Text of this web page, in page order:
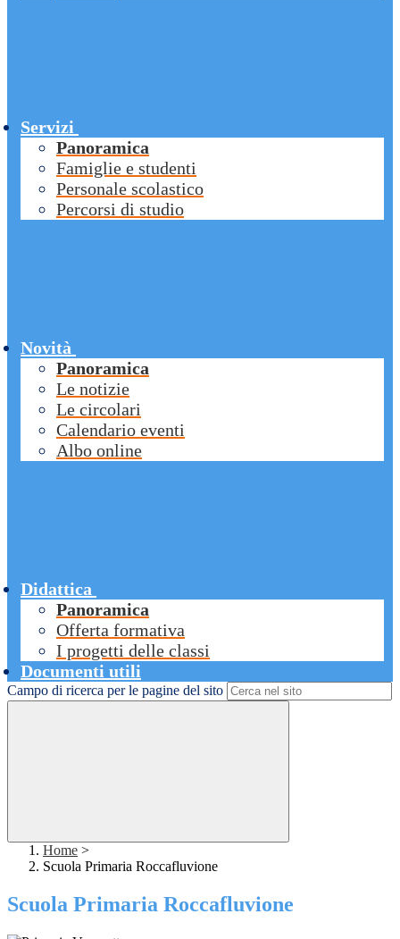
Servizi
Panoramica
Famiglie e studenti
Personale scolastico
Percorsi di studio
Novità
Panoramica
Le notizie
Le circolari
Calendario eventi
Albo online
Didattica
Panoramica
Offerta formativa
I progetti delle classi
Documenti utili
Campo di ricerca per le pagine del sito
Home >
Scuola Primaria Roccafluvione
Scuola Primaria Roccafluvione